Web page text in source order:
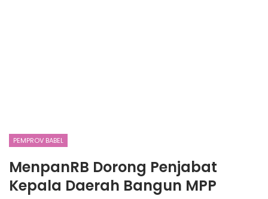
PEMPROV BABEL
MenpanRB Dorong Penjabat
Kepala Daerah Bangun MPP